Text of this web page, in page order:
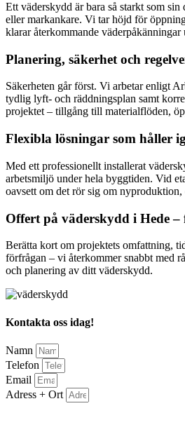
Ett väderskydd är bara så starkt som
eller markankare. Vi tar höjd för
klarar återkommande
Planering, säkerhet och
Säkerheten går först. Vi arbetar enligt
tydlig lyft- och räddningsplan samt
projektet – tillgång till materialflöden,
Flexibla lösningar som håller
Med ett professionellt installerat
arbetsmiljö under hela byggtiden. Vid
oavsett om det rör sig om
Offert på väderskydd i Hede
Berätta kort om projektets omfattning,
förfrågan – vi återkommer snabbt med
och planering av ditt väderskydd.
Kontakta oss idag!
Namn
Telefon
Email
Adress + Ort